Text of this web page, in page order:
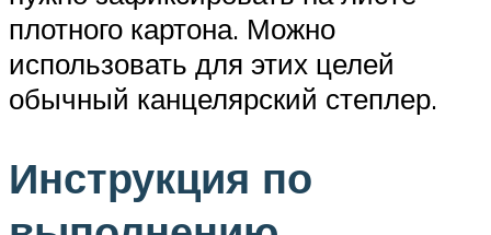
плотного картона. Можно
использовать для этих целей
обычный канцелярский степлер.
Инструкция по